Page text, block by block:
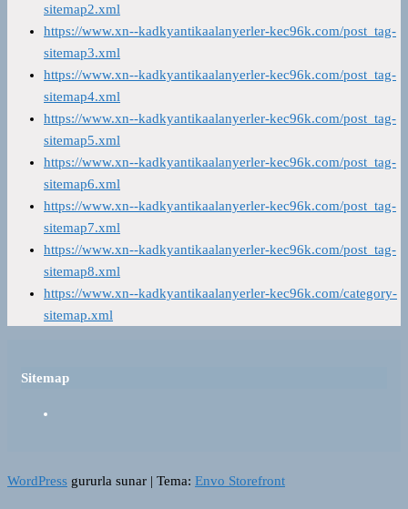
sitemap2.xml
https://www.xn--kadkyantikaalanyerler-kec96k.com/post_tag-
sitemap3.xml
https://www.xn--kadkyantikaalanyerler-kec96k.com/post_tag-
sitemap4.xml
https://www.xn--kadkyantikaalanyerler-kec96k.com/post_tag-
sitemap5.xml
https://www.xn--kadkyantikaalanyerler-kec96k.com/post_tag-
sitemap6.xml
https://www.xn--kadkyantikaalanyerler-kec96k.com/post_tag-
sitemap7.xml
https://www.xn--kadkyantikaalanyerler-kec96k.com/post_tag-
sitemap8.xml
https://www.xn--kadkyantikaalanyerler-kec96k.com/category-
sitemap.xml
Sitemap
WordPress gururla sunar | Tema: Envo Storefront